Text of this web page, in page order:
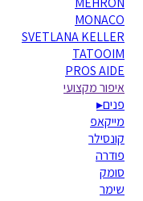
MONACO
SVETLANA KELLER
TATOOIM
PROS AIDE
איפור מקצועי
פנים▸
מייקאפ
קונסילר
פודרה
סומק
שימר